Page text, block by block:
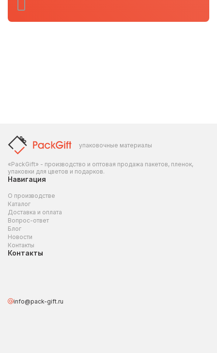
упаковочные материалы
«PackGift» - производство и оптовая продажа пакетов, пленок,
упаковки для цветов и подарков.
Навигация
О производстве
Каталог
Доставка и оплата
Вопрос-ответ
Блог
Новости
Контакты
Контакты
info@pack-gift.ru